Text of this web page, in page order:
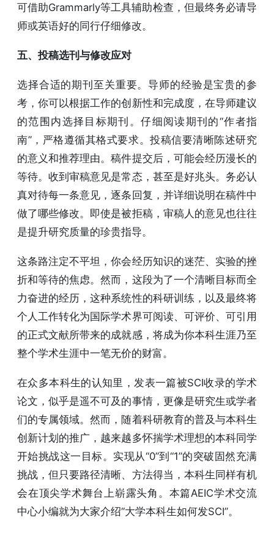
可借助Grammarly等工具辅助检查，但最终务必请导
师或英语好的同行仔细修改。
五、投稿选刊与修改应对
选择合适的期刊至关重要。导师的经验是宝贵的参
考，你可以根据工作的创新性和完成度，在导师建议
的范围内选择目标期刊。仔细阅读期刊的“作者指
南”，严格遵循其格式要求。投稿信要清晰陈述研究
的意义和推荐理由。稿件提交后，可能会经历漫长的
等待。收到审稿意见是常态，甚至是好兆头。务必认
真对待每一条意见，逐条回复，并详细说明在稿件中
做了哪些修改。即使是被拒稿，审稿人的意见也往往
是提升研究质量的珍贵指导。
这条路注定不平坦，你会经历知识的迷茫、实验的挫
折和等待的焦虑。然而，这段为了一个清晰目标而全
力奋进的经历，这种系统性的科研训练，以及最终将
个人工作转化为国际学术界可阅读、可评价、可引用
的正式文献所带来的成就感，将成为你本科生涯乃至
整个学术生涯中一笔无价的财富。
在众多本科生的认知里，发表一篇被SCI收录的学术
论文，似乎是遥不可及的事情，更像是研究生或学者
们的专属领域。然而，随着科研教育的普及与本科生
创新计划的推广，越来越多怀揣学术理想的本科同学
开始挑战这一目标。实现从“0”到“1”的突破固然充满
挑战，但只要路径清晰、方法得当，本科生同样有机
会在顶尖学术舞台上崭露头角。本篇AEIC学术交流
中心小编就为大家介绍“大学本科生如何发SCI”。